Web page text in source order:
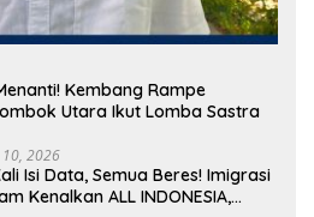
Kembang Rampe
Utara Ikut Lomba Sastra
10, 2026
Isi Data, Semua Beres! Imigrasi
Kenalkan ALL INDONESIA,